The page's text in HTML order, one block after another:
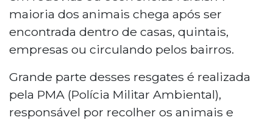
maioria dos animais chega após ser
encontrada dentro de casas, quintais,
empresas ou circulando pelos bairros.
Grande parte desses resgates é realizada
pela PMA (Polícia Militar Ambiental),
responsável por recolher os animais e